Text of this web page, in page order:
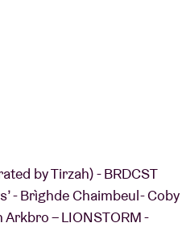
by Tirzah) - BRDCST
- Brìghde Chaimbeul - Coby
– LIONSTORM -